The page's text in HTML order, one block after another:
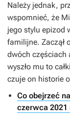
Należy jednak,
wspomnieć, że
jego stylu epizod
familijne. Zaczął
dwóch częściach
wyszło mu to
czuje on historie
Co obejrzeć
czerwca 2021